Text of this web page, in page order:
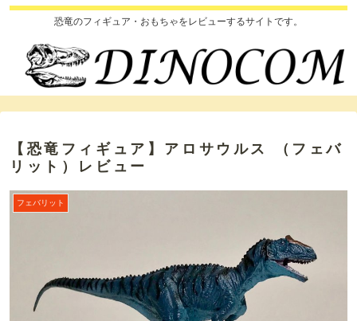
恐竜のフィギュア・おもちゃをレビューするサイトです。
【恐竜フィギュア】アロサウルス （フェバ
リット）レビュー
フェバリット